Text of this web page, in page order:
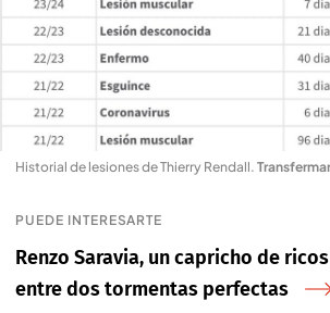
Historial de lesiones de Thierry Rendall.
PUEDE INTERESARTE
Renzo Saravia, un capricho de
entre dos tormentas perfectas